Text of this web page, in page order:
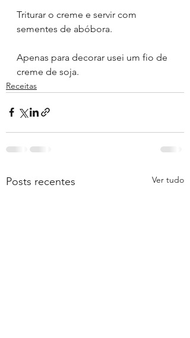
Triturar o creme e servir com
sementes de abóbora.
Apenas para decorar usei um fio de
creme de soja.
Receitas
Posts recentes Ver tudo